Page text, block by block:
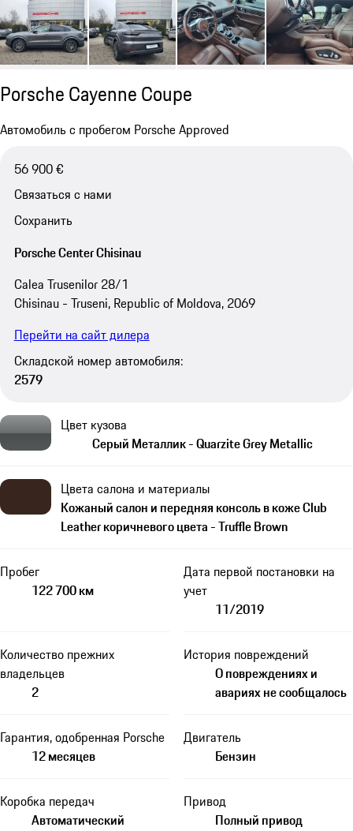
Porsche Cayenne Coupe
Автомобиль с пробегом Porsche Approved
56 900 €
Связаться с нами
Сохранить
Porsche Center Chisinau
Calea Trusenilor 28/1
Chisinau - Truseni, Republic of Moldova, 2069
Перейти на сайт дилера
Складской номер автомобиля:
2579
Цвет кузова
Серый Металлик - Quarzite Grey Metallic
Цвета салона и материалы
Кожаный салон и передняя консоль в коже Club
Leather коричневого цвета - Truffle Brown
Пробег
122 700 км
Дата первой постановки на
учет
11/2019
Количество прежних
владельцев
2
История повреждений
О повреждениях и
авариях не сообщалось
Гарантия, одобренная Porsche
12 месяцев
Двигатель
Бензин
Коробка передач
Автоматический
Привод
Полный привод